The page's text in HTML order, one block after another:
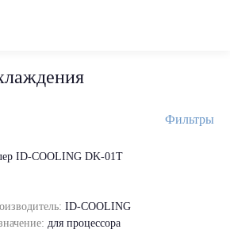
Фильтры
ID-COOLING DK-01T
ID-COOLING
для процессора